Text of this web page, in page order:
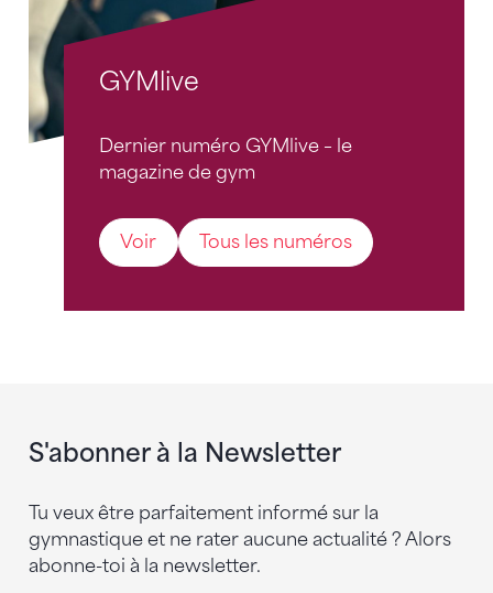
GYMlive
Dernier numéro GYMlive – le
magazine de gym
Voir Tous les numéros
S'abonner à la Newsletter
Tu veux être parfaitement informé sur la
gymnastique et ne rater aucune actualité ? Alors
abonne-toi à la newsletter.